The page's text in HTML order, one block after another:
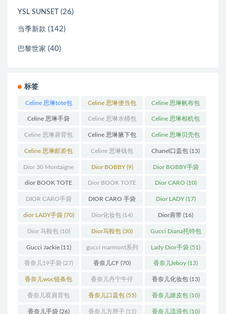
YSL SUNSET (26)
当季新款 (142)
巴黎世家 (40)
标签
Celine 思琳tote包
(23)
Celine 思琳便当包
(14)
Celine 思琳帆布包
(18)
Celine 思琳手袋
(250)
Celine 思琳水桶包
(55)
Celine 思琳相机包
(11)
Celine 思琳肩背包
(12)
Celine 思琳腋下包
(10)
Celine 思琳贝壳包
(12)
Celine 思琳邮差包
(13)
Celine 思琳钱包
(10)
Chanel口盖包 (13)
Dior 30 Montaigne
蒙田(31)
Dior BOBBY(9) Dior BOBBY手袋
(26)
dior BOOK TOTE
(12)
Dior BOOK TOTE
手袋(163)
Dior CARO (10)
DIOR CARO手袋
(11)
DIOR CARO 手袋
(31)
Dior LADY(17)
dior LADY手袋(70) Dior化妆包 (14) Dior肩带 (16)
Dior 马鞍包(10) Dior马鞍包 (30) Gucci Diana托特包
(11)
Gucci Jackie(11) gucci marmont系列
(19)
Lady Dior手袋 (51)
香奈儿19手袋 (27) 香奈儿CF (70) 香奈儿leboy (13)
香奈儿woc链条包
(11)
香奈儿丹宁牛仔
(12)
香奈儿化妆包(13)
香奈儿双肩背包
(13)
香奈儿口盖包(55) 香奈儿嬉皮包(10)
香奈儿手袋(26) 香奈儿方胖子(11) 香奈儿流浪包(10)